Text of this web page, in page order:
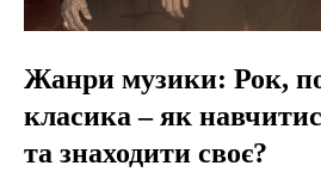
Жанри музики: Рок,
класика – як
та знаходити своє?